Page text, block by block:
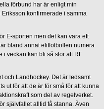
förbund har är enligt min
konfirmerade i samma
E-sporten men det kan vara ett
bland annat elitfotbollen numera
i veckan kan bli så stor att RF
och Landhockey. Det är ledsamt
ut för att de är för små för att kunna
som del av regelverket.
självfallet alltid få stanna. Även